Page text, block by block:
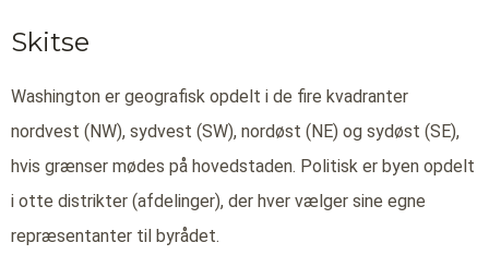
Skitse
Washington er geografisk opdelt i de fire kvadranter
nordvest (NW), sydvest (SW), nordøst (NE) og sydøst (SE),
hvis grænser mødes på hovedstaden. Politisk er byen opdelt
i otte distrikter (afdelinger), der hver vælger sine egne
repræsentanter til byrådet.